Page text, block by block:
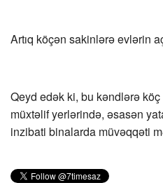
Artıq köçən sakinlərə evlərin
Qeyd edək ki, bu kəndlərə
müxtəlif yerlərində, əsasən
inzibati binalarda müvəqqəti